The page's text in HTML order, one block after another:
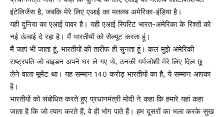
इंटेलिजेंस है, जबकि मेरे लिए एआई का मतलब अमेरिका-इंडिया है।
यही दुनिया का एआई पावर है। यही एआई स्पिरिट भारत-अमेरिका के रिश्तों को
नई ऊंचाई दे रहा है। मैं भारतीयों को सैल्यूट करता हूं।
मैं जहां भी जाता हूं, भारतीयों की तारीफ ही सुनता हूं। कल मुझे अमेरिकी
राष्ट्रपति जो बाइडन अपने घर ले गए थे, उनकी गर्मजोशी मेरे लिए दिल छू
लेने वाला मूमेंट था। यह सम्मान 140 करोड़ भारतीयों का है, ये सम्मान आपका
है।
भारतीयों को संबोधित करते हुए प्रधानमंत्री मोदी ने कहा कि हमारे यहां कहा
जाता है कि जो त्याग करते हैं, वे ही भोग पाते हैं। हम दूसरों का भला करके सुख